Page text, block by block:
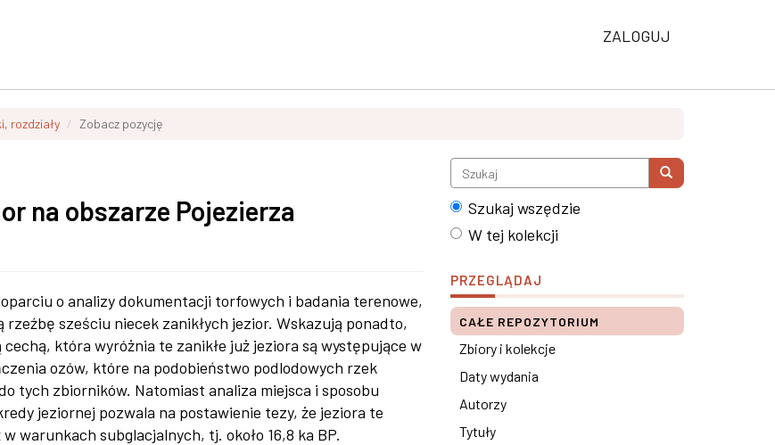
ZALOGUJ
rozdziały Zobacz pozycję
na obszarze Pojezierza
o analizy dokumentacji torfowych i badania terenowe,
rzeźbę sześciu niecek zanikłych jezior. Wskazują ponadto,
cechą, która wyróżnia te zanikłe już jeziora są występujące w
ozów, które na podobieństwo podlodowych rzek
tych zbiorników. Natomiast analiza miejsca i sposobu
jeziornej pozwala na postawienie tezy, że jeziora te
w warunkach subglacjalnych, tj. około 16,8 ka BP.
Szukaj wszędzie
W tej kolekcji
PRZEGLĄDAJ
CAŁE REPOZYTORIUM
Zbiory i kolekcje
Daty wydania
Autorzy
Tytuły